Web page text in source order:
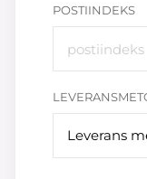
POSTIINDEKS
Leverans